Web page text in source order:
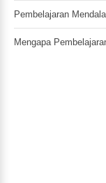
Pembelajaran
Mengapa